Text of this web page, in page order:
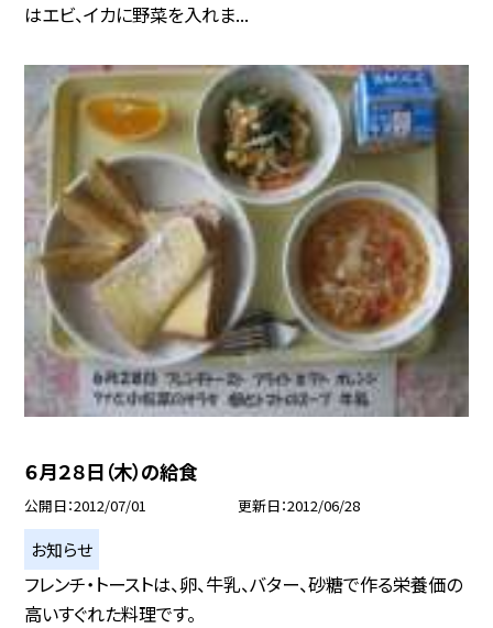
はエビ、イカに野菜を入れま...
６月２８日（木）の給食
公開日 2012/07/01 更新日 2012/06/28
お知らせ
フレンチ・トーストは、卵、牛乳、バター、砂糖で作る栄養価の
高いすぐれた料理です。